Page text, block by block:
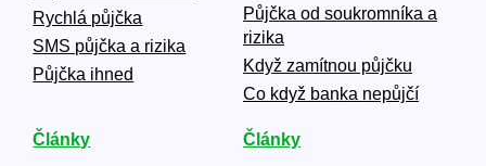
Rychlá půjčka
SMS půjčka a rizika
Půjčka ihned
Půjčka od soukromníka a
rizika
Když zamítnou půjčku
Co když banka nepůjčí
Články Články